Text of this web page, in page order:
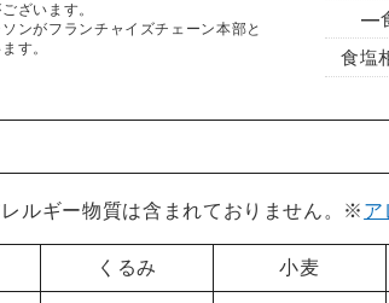
ざいます。
ンがフランチャイズチェーン本部と
す。
食塩
ルギー物質は含まれておりません。※ ア
くるみ 小麦